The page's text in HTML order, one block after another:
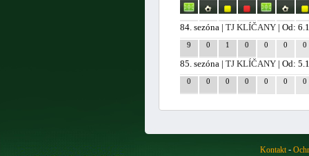
84. sezóna |TJ KLÍČANY | Od:
9 0 1 0 0 0 0
85. sezóna |TJ KLÍČANY | Od:
0 0 0 0 0 0 0
Kontakt-